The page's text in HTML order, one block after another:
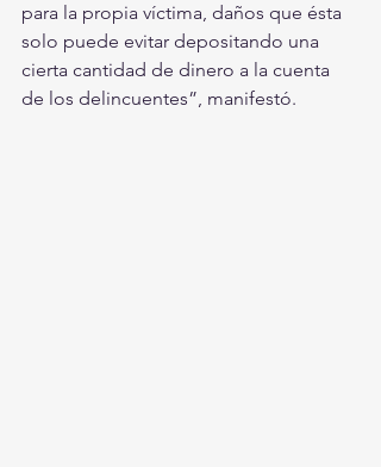
para la propia víctima, daños que ésta
solo puede evitar depositando una
cierta cantidad de dinero a la cuenta
de los delincuentes”, manifestó.